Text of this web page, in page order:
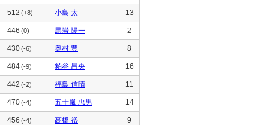
512 (+8) 小島 太 13
446 (0) 黒岩 陽一 2
430(-6) 奥村 豊 8
484(-9) 粕谷 昌央 16
442 (-2) 福島 信晴 11
470(-4) 五十嵐 忠男 14
456 (-4) 高橋 裕 9